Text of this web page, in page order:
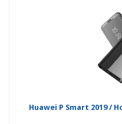
Huawei P Smart 2019 /